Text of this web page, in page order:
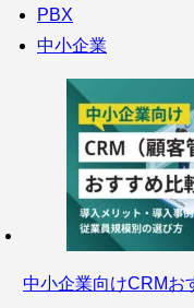
PBX
中小企業
中小企業向けCRMお